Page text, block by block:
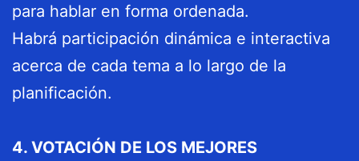
para hablar en forma ordenada.
Habrá participación dinámica e interactiva
acerca de cada tema a lo largo de la
planificación.
4. VOTACIÓN DE LOS MEJORES